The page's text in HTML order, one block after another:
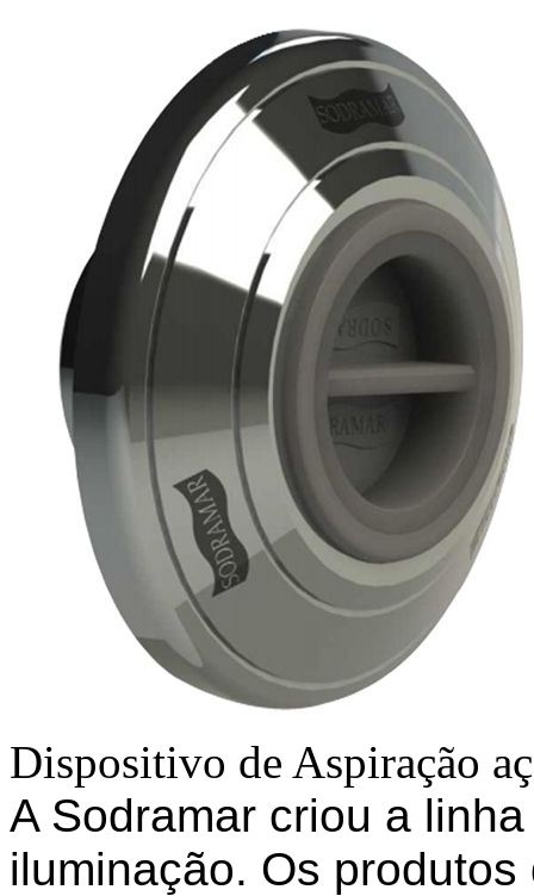
Dispositivo de Aspiração
A Sodramar criou a
iluminação. Os